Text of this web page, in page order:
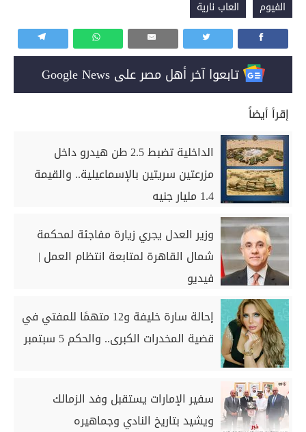
الفيوم العاب نارية
تابعوا آخر أهل مصر على Google News
إقرأ أيضاً
الداخلية تضبط 2.5 طن هيدرو داخل
مزرعتين سريتين بالإسماعيلية.. والقيمة
1.4 مليار جنيه
وزير العدل يجري زيارة مفاجئة لمحكمة
شمال القاهرة لمتابعة انتظام العمل |
فيديو
إحالة سارة خليفة و12 متهمًا للمفتي في
قضية المخدرات الكبرى.. والحكم 5 سبتمبر
سفير الإمارات يستقبل وفد الزمالك
ويشيد بتاريخ النادي وجماهيره